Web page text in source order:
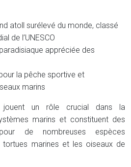
atoll surélevé du monde, classé
de l’UNESCO
appréciée des
la pêche sportive et
marins
jouent un rôle crucial dans la
marins et constituent des
de nombreuses espèces
marines et les oiseaux de